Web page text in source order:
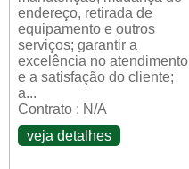
endereço, retirada de
equipamento e outros
serviços; garantir a
excelência no atendimento
e a satisfação do cliente;
a...
Contrato : N/A
veja detalhes